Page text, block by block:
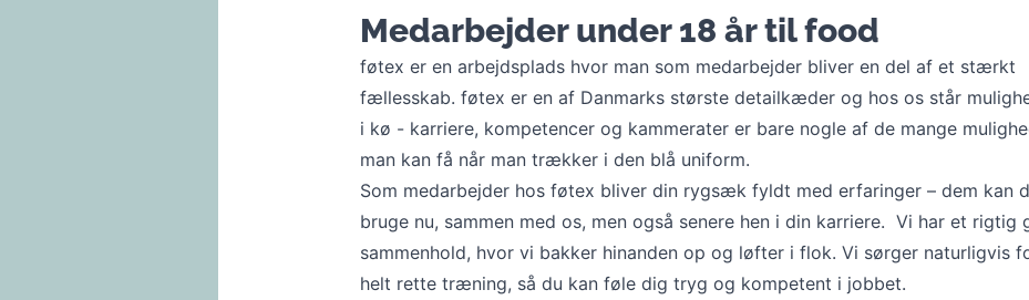
Medarbejder under 18 år til food
føtex er en arbejdsplads hvor man som medarbejder bliver en del af et stærkt
fællesskab. føtex er en af Danmarks største detailkæder og hos os står
i kø - karriere, kompetencer og kammerater er bare nogle af de mange
man kan få når man trækker i den blå uniform.
Som medarbejder hos føtex bliver din rygsæk fyldt med erfaringer – dem kan
bruge nu, sammen med os, men også senere hen i din karriere. Vi har et rigtig
sammenhold, hvor vi bakker hinanden op og løfter i flok. Vi sørger naturligvis
helt rette træning, så du kan føle dig tryg og kompetent i jobbet.